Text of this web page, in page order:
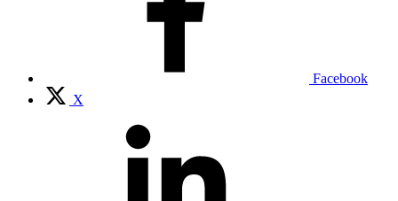
Facebook
X